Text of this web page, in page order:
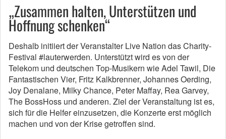
„Zusammen halten, Unterstützen und
Hoffnung schenken“
Deshalb initiiert der Veranstalter Live Nation das Charity-
Festival #lauterwerden. Unterstützt wird es von der
Telekom und deutschen Top-Musikern wie Adel Tawil, Die
Fantastischen Vier, Fritz Kalkbrenner, Johannes Oerding,
Joy Denalane, Milky Chance, Peter Maffay, Rea Garvey,
The BossHoss und anderen. Ziel der Veranstaltung ist es,
sich für die Helfer einzusetzen, die Konzerte erst möglich
machen und von der Krise getroffen sind.